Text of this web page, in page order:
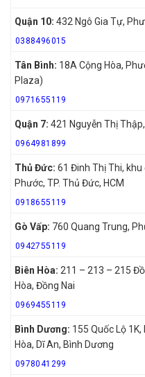
Quận 10: 432 Ngô Gia Tự,
0388496015
Tân Bình: 18A Cộng Hòa,
Plaza)
0971655119
Quận 7: 421 Nguyễn Thị
0964981899
Thủ Đức: 61 Đinh Thị Thi, khu
Phước, TP. Thủ Đức, HCM
0918655119
Gò Vấp: 760 Quang Trung,
0942755119
Biên Hòa: 211 – 213 – 215
Hòa, Đồng Nai
0969455119
Bình Dương: 155 Quốc Lộ
Hòa, Dĩ An, Bình Dương
0978041299